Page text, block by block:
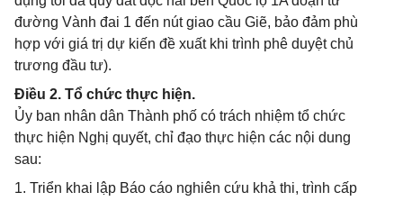
đường Vành đai 1 đến nút giao cầu Giẽ, bảo đảm phù
hợp với giá trị dự kiến đề xuất khi trình phê duyệt chủ
trương đầu tư).
Điều 2. Tổ chức thực hiện.
Ủy ban nhân dân Thành phố có trách nhiệm tổ chức
thực hiện Nghị quyết, chỉ đạo thực hiện các nội dung
sau:
1. Triển khai lập Báo cáo nghiên cứu khả thi, trình cấp